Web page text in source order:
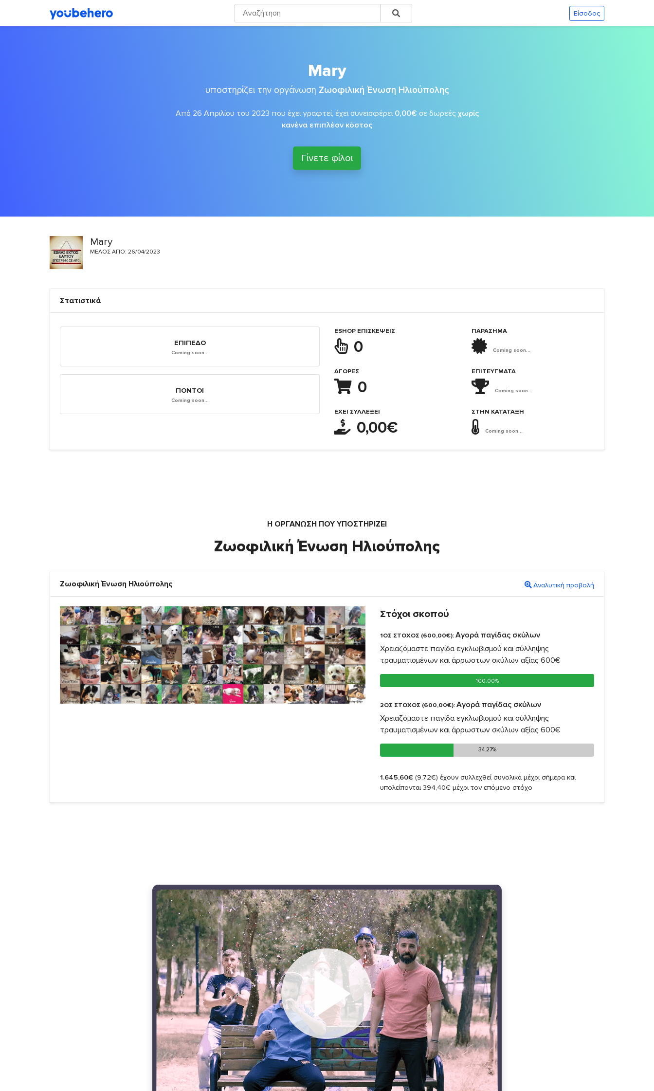
Είσοδος
Mary
υποστηρίζει την οργάνωση Ζωοφιλική Ένωση Ηλιούπολης
Από 26 Απριλίου του 2023 που έχει γραφτεί, έχει συνεισφέρει 0,00€ σε δωρεές χωρίς
κανένα επιπλέον κόστος
Γίνετε φίλοι
Mary
ΜΈΛΟΣ ΑΠΌ: 26/04/2023
Στατιστικά
ΕΠΊΠΕΔΟ
Coming soon...
ΠΌΝΤΟΙ
Coming soon...
ESHOP ΕΠΙΣΚΈΨΕΙΣ
0
ΑΓΟΡΈΣ
0
ΈΧΕΙ ΣΥΛΛΈΞΕΙ
0,00€
ΠΑΡΑΣΗΜΑ
Coming soon...
ΕΠΙΤΕΎΓΜΑΤΑ
Coming soon...
ΣΤΗΝ ΚΑΤΆΤΑΞΗ
Coming soon...
Η ΟΡΓΆΝΩΣΗ ΠΟΥ ΥΠΟΣΤΗΡΙΖΕΙ
Ζωοφιλική Ένωση Ηλιούπολης
Ζωοφιλική Ένωση Ηλιούπολης Αναλυτική προβολή
Στόχοι σκοπού
1ΟΣ ΣΤΟΧΟΣ (600,00€):Αγορά παγίδας σκύλων
Χρειαζόμαστε παγίδα εγκλωβισμού και σύλληψης
τραυματισμένων και άρρωστων σκύλων αξίας 600€
100.00%
100.00%
2ΟΣ ΣΤΟΧΟΣ (600,00€):Αγορά παγίδας σκύλων
Χρειαζόμαστε παγίδα εγκλωβισμού και σύλληψης
τραυματισμένων και άρρωστων σκύλων αξίας 600€
34.27%
34.27%
1.645,60€ (9,72€) έχουν συλλεχθεί συνολικά μέχρι σήμερα και
υπολείπονται 394,40€ μέχρι τον επόμενο στόχο